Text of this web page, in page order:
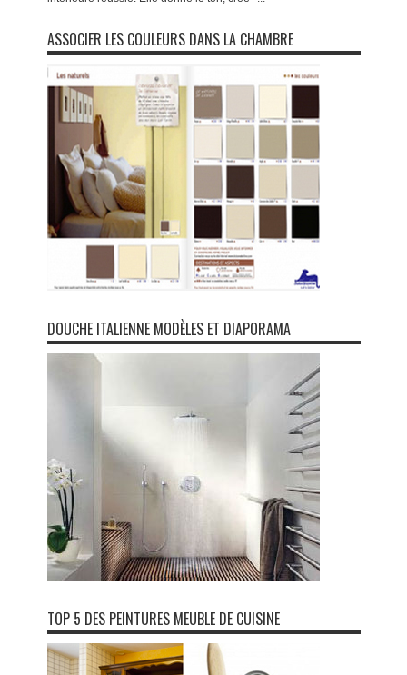
ASSOCIER LES COULEURS DANS LA CHAMBRE
DOUCHE ITALIENNE MODÈLES ET DIAPORAMA
TOP 5 DES PEINTURES MEUBLE DE CUISINE